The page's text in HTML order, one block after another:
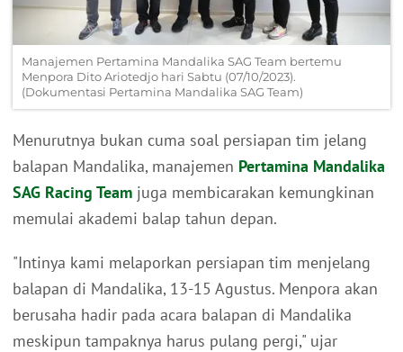
Manajemen Pertamina Mandalika SAG Team bertemu
Menpora Dito Ariotedjo hari Sabtu (07/10/2023).
(Dokumentasi Pertamina Mandalika SAG Team)
Menurutnya bukan cuma soal persiapan tim jelang
balapan Mandalika, manajemen Pertamina Mandalika
SAG Racing Team juga membicarakan kemungkinan
memulai akademi balap tahun depan.
"Intinya kami melaporkan persiapan tim menjelang
balapan di Mandalika, 13-15 Agustus. Menpora akan
berusaha hadir pada acara balapan di Mandalika
meskipun tampaknya harus pulang pergi," ujar